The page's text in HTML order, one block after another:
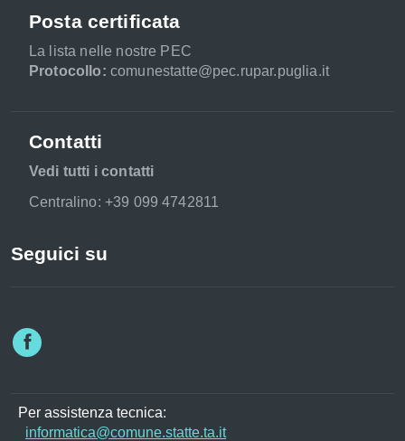
Posta certificata
La lista nelle nostre PEC
Protocollo: comunestatte@pec.rupar.puglia.it
Contatti
Vedi tutti i contatti
Centralino: +39 099 4742811
Seguici su
Per assistenza tecnica:
informatica@comune.statte.ta.it